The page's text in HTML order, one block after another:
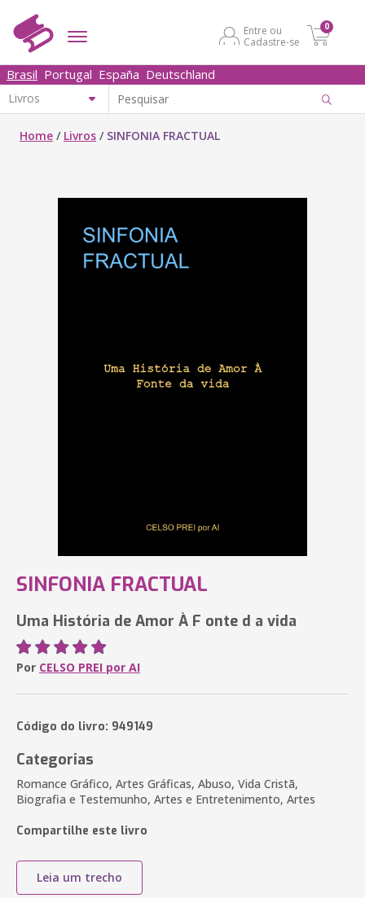
Entre ou
Cadastre-se
0
Brasil Portugal España Deutschland
Home / Livros / SINFONIA FRACTUAL
SINFONIA FRACTUAL
Uma História de Amor À F onte d a vida
Por CELSO PREI por AI
Código do livro: 949149
Categorias
Romance Gráfico, Artes Gráficas, Abuso, Vida Cristã,
Biografia e Testemunho, Artes e Entretenimento, Artes
Compartilhe este livro
Leia um trecho